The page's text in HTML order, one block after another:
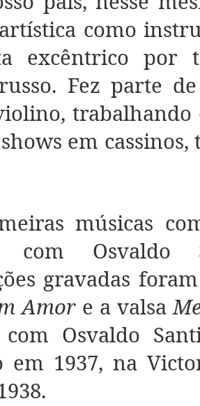
como
excêntrico por
Fez parte
trabalhando
em
músicas
com Osvaldo
gravadas
Amor e a valsa
Osvaldo
em 1937, na